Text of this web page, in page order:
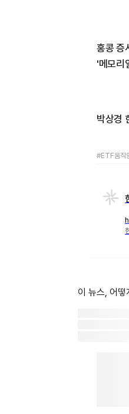
홍콩 증
'메모리
박상경
#ETF움직
이 뉴스, 어떻